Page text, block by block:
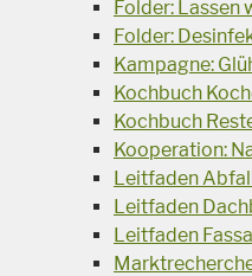
Folder: Lassen
Folder:
Kampagne:
Kochbuch
Kochbuch
Kooperation:
Leitfaden
Leitfaden
Leitfaden